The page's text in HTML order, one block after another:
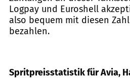
Logpay und Euroshell
also bequem mit diesen
bezahlen.
Spritpreisstatistik für Avia,